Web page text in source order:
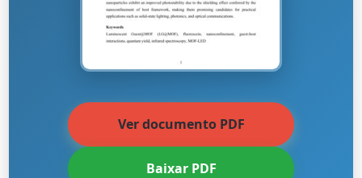
Ver documento PDF
Baixar PDF